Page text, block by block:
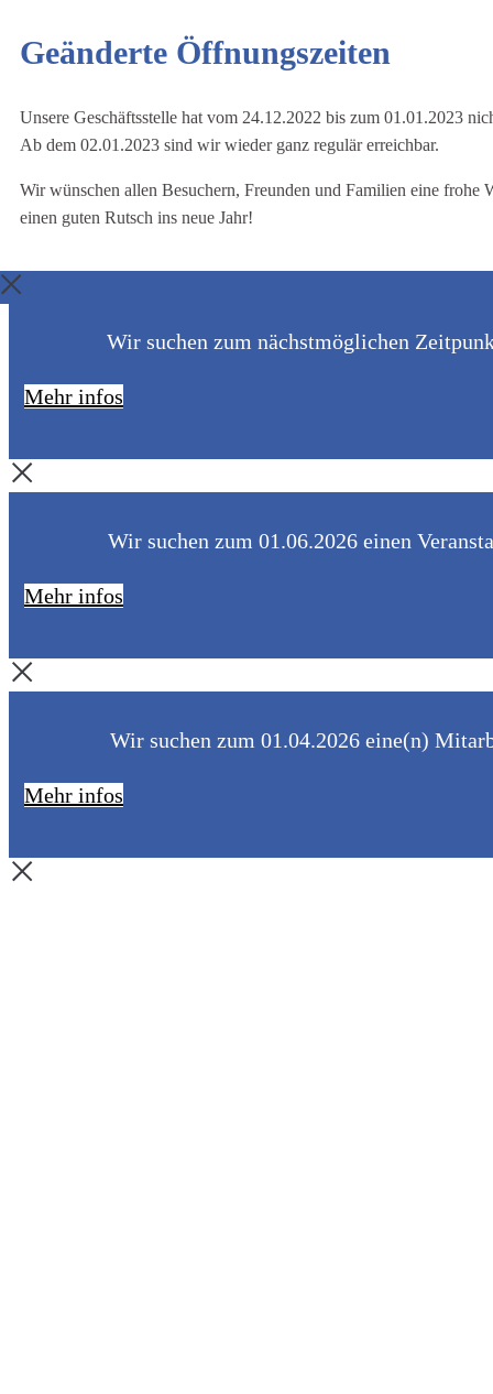
Geänderte Öffnungszeiten
Unsere Geschäftsstelle hat vom 24.12.2022 bis zum 01.01.2023
Ab dem 02.01.2023 sind wir wieder ganz regulär erreichbar.
Wir wünschen allen Besuchern, Freunden und Familien eine frohe
einen guten Rutsch ins neue Jahr!
Wir suchen zum nächstmöglichen
Mehr infos
Wir suchen zum 01.06.2026 einen
Mehr infos
Wir suchen zum 01.04.2026 eine(n)
Mehr infos